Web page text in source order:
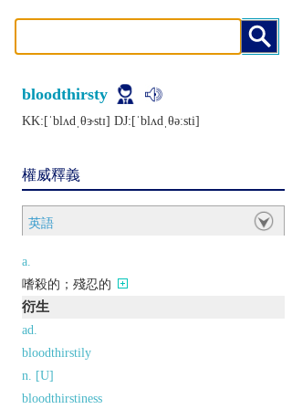
bloodthirsty
KK:[ˈblʌdˌθɝstɪ] DJ:[ˈblʌdˌθǝːsti]
權威釋義
英語
a.
嗜殺的；殘忍的
衍生
ad.
bloodthirstily
n. [U]
bloodthirstiness